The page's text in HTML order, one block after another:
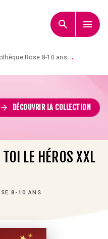
search menu
Rose 8-10 ans
•
arrow_forward DÉCOUVRIR LA COLLECTION
LE HÉROS XXL
8-10 ANS